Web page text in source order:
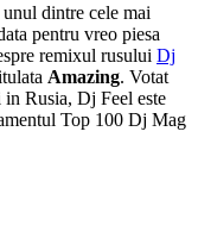
dintre cele mai
pentru vreo piesa
remixul rusului Dj
Amazing. Votat
Rusia, Dj Feel este
Top 100 Dj Mag